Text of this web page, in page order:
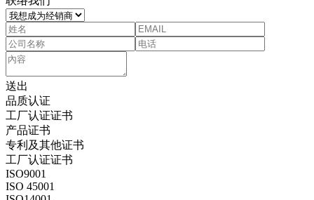
送出
品质认证
工厂认证证书
产品证书
专利及其他证书
工厂认证证书
ISO9001
ISO 45001